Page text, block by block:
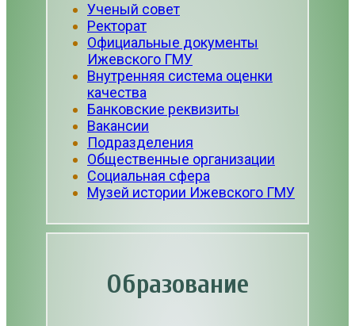
Ученый совет
Ректорат
Официальные документы
Ижевского ГМУ
Внутренняя система оценки
качества
Банковские реквизиты
Вакансии
Подразделения
Общественные организации
Социальная сфера
Музей истории Ижевского ГМУ
Образование